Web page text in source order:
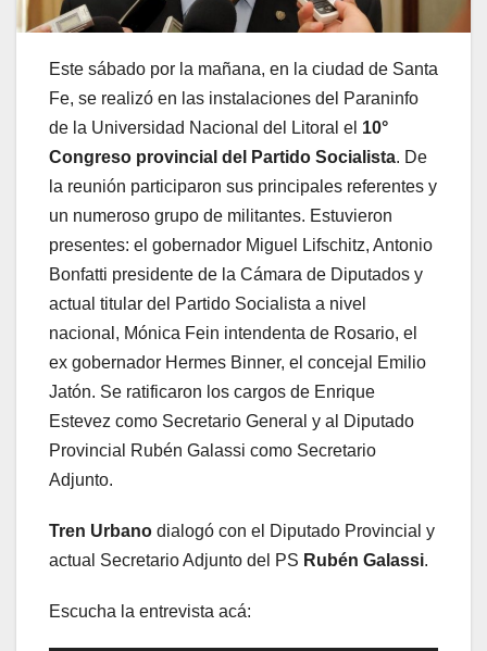
Este sábado por la mañana, en la ciudad de Santa
Fe, se realizó en las instalaciones del Paraninfo
de la Universidad Nacional del Litoral el 10°
Congreso provincial del Partido Socialista. De
la reunión participaron sus principales referentes y
un numeroso grupo de militantes. Estuvieron
presentes: el gobernador Miguel Lifschitz, Antonio
Bonfatti presidente de la Cámara de Diputados y
actual titular del Partido Socialista a nivel
nacional, Mónica Fein intendenta de Rosario, el
ex gobernador Hermes Binner, el concejal Emilio
Jatón. Se ratificaron los cargos de Enrique
Estevez como Secretario General y al Diputado
Provincial Rubén Galassi como Secretario
Adjunto.
Tren Urbano dialogó con el Diputado Provincial y
actual Secretario Adjunto del PS Rubén Galassi.
Escucha la entrevista acá: